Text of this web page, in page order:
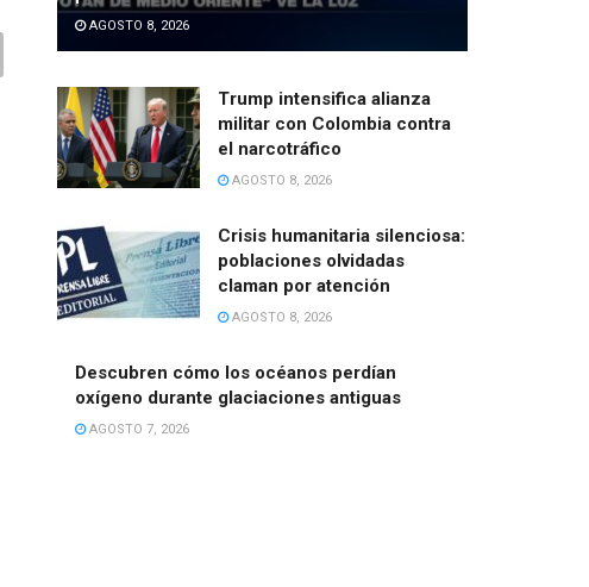
AGOSTO 8, 2026
Trump intensifica alianza
militar con Colombia contra
el narcotráfico
AGOSTO 8, 2026
Crisis humanitaria silenciosa:
poblaciones olvidadas
claman por atención
AGOSTO 8, 2026
Descubren cómo los océanos perdían
oxígeno durante glaciaciones antiguas
AGOSTO 7, 2026